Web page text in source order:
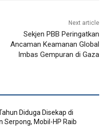
Next article
Sekjen PBB Peringatkan
Ancaman Keamanan Global
Imbas Gempuran di Gaza
Diduga Disekap di
Serpong, Mobil-HP Raib